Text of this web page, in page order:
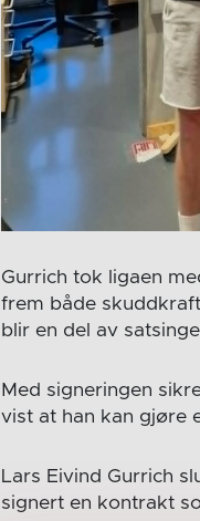
Gurrich tok ligaen
frem både
blir en del av
Med signeringen
vist at han kan gjøre
Lars Eivind Gurrich
signert en kontrakt